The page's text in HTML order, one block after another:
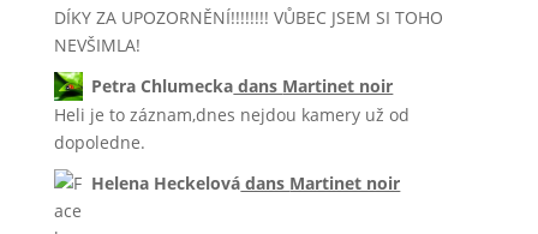
DÍKY ZA UPOZORNĚNÍ!!!!!!!! VŮBEC JSEM SI TOHO
NEVŠIMLA!
Petra Chlumecka dans Martinet noir
Heli je to záznam,dnes nejdou kamery už od
dopoledne.
Helena Heckelová dans Martinet noir